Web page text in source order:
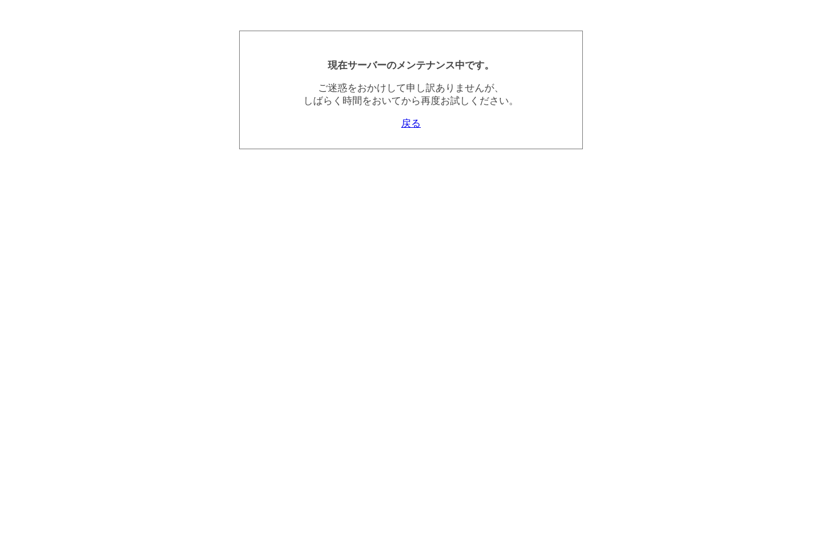
現在サーバーのメンテナンス中です。
ご迷惑をおかけして申し訳ありませんが、
しばらく時間をおいてから再度お試しください。
戻る